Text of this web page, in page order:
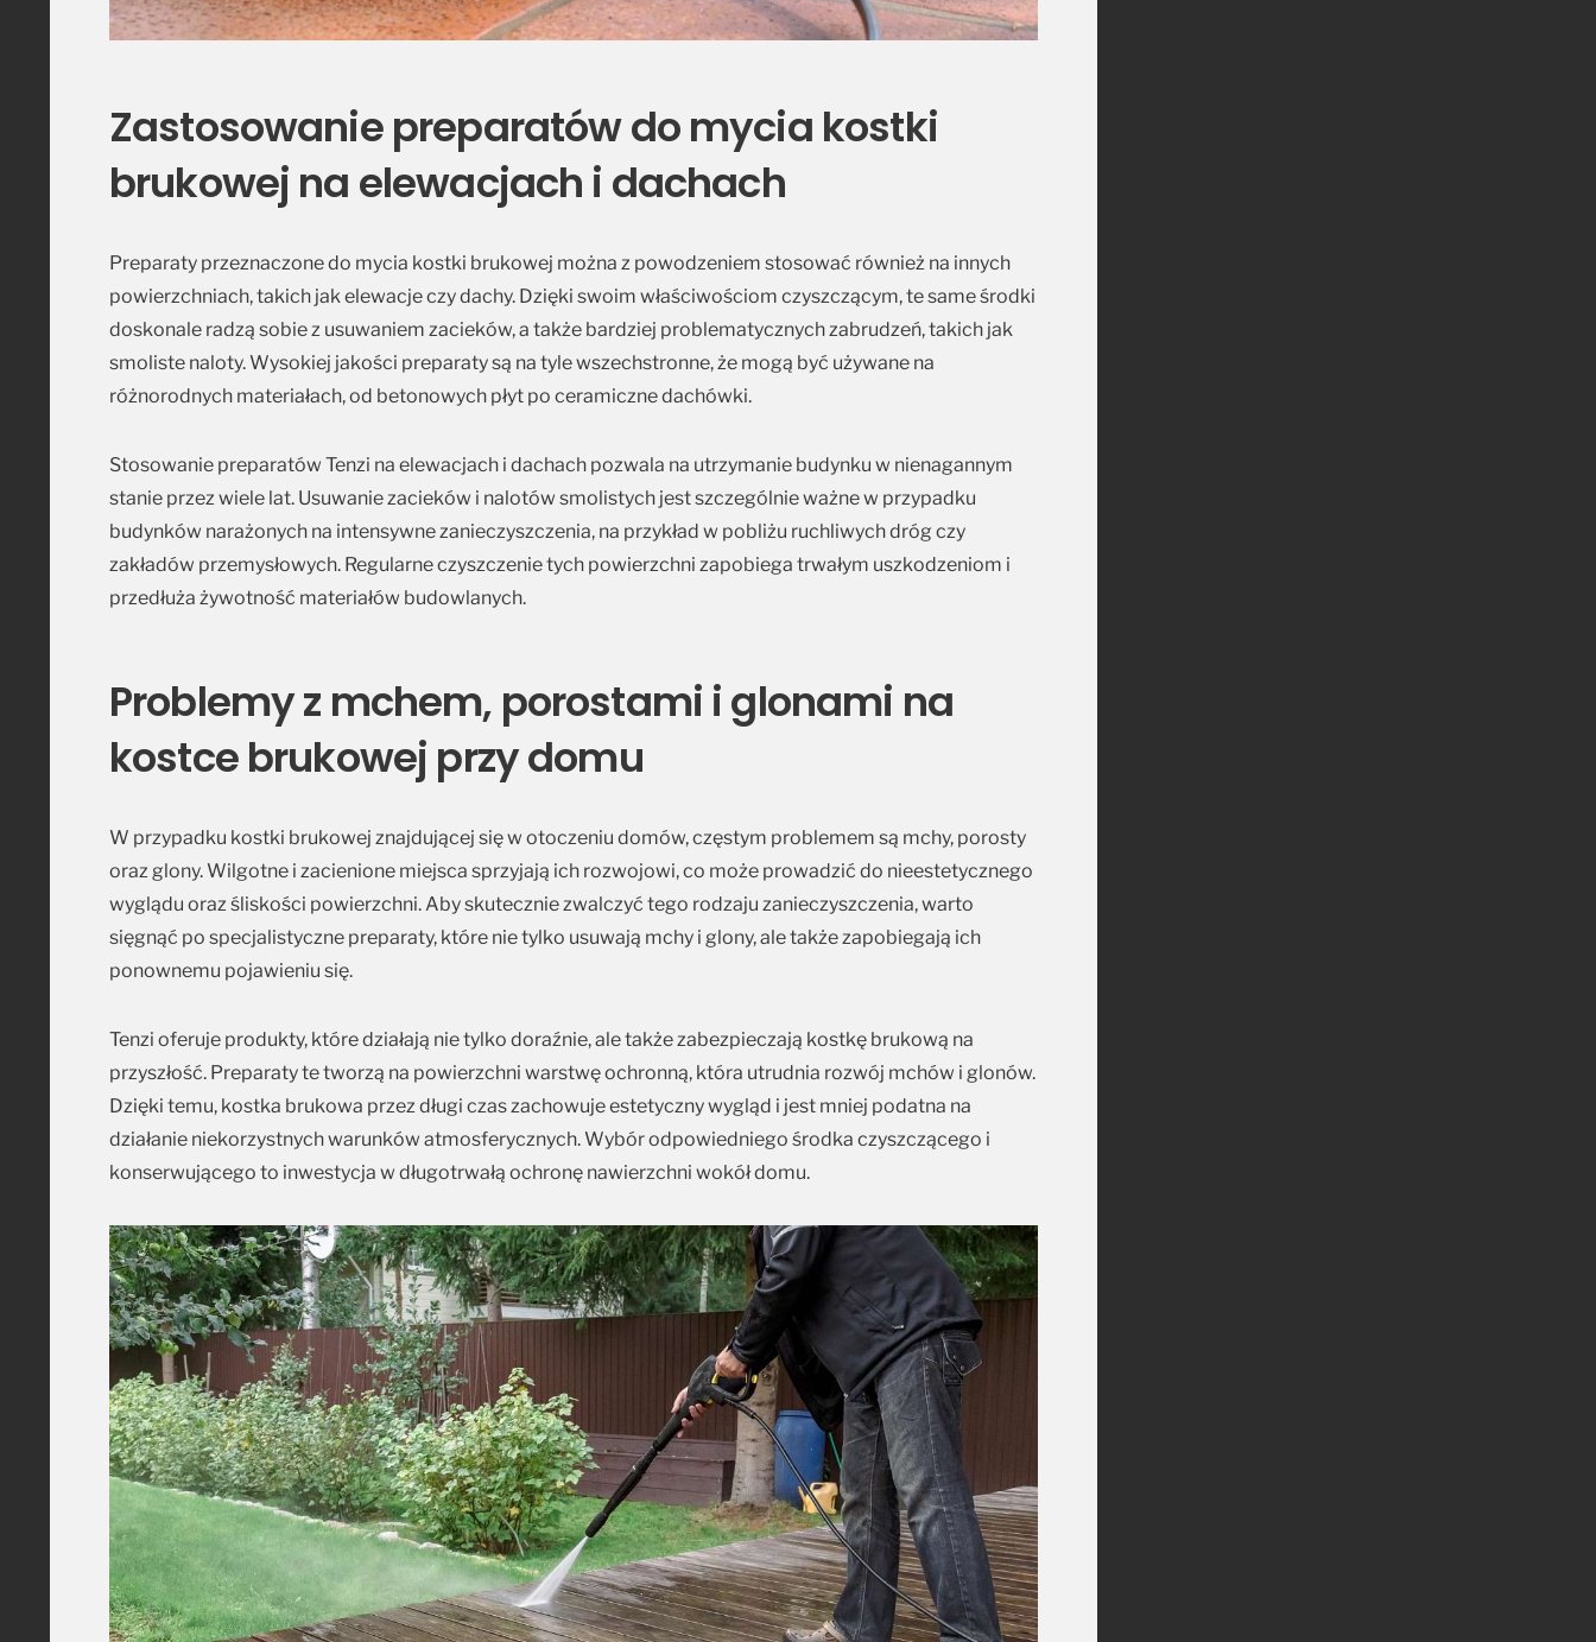
Zastosowanie preparatów do mycia kostki
brukowej na elewacjach i dachach
Preparaty przeznaczone do mycia kostki brukowej można z powodzeniem stosować również na innych
powierzchniach, takich jak elewacje czy dachy. Dzięki swoim właściwościom czyszczącym, te same środki
doskonale radzą sobie z usuwaniem zacieków, a także bardziej problematycznych zabrudzeń, takich jak
smoliste naloty. Wysokiej jakości preparaty są na tyle wszechstronne, że mogą być używane na
różnorodnych materiałach, od betonowych płyt po ceramiczne dachówki.
Stosowanie preparatów Tenzi na elewacjach i dachach pozwala na utrzymanie budynku w nienagannym
stanie przez wiele lat. Usuwanie zacieków i nalotów smolistych jest szczególnie ważne w przypadku
budynków narażonych na intensywne zanieczyszczenia, na przykład w pobliżu ruchliwych dróg czy
zakładów przemysłowych. Regularne czyszczenie tych powierzchni zapobiega trwałym uszkodzeniom i
przedłuża żywotność materiałów budowlanych.
Problemy z mchem, porostami i glonami na
kostce brukowej przy domu
W przypadku kostki brukowej znajdującej się w otoczeniu domów, częstym problemem są mchy, porosty
oraz glony. Wilgotne i zacienione miejsca sprzyjają ich rozwojowi, co może prowadzić do nieestetycznego
wyglądu oraz śliskości powierzchni. Aby skutecznie zwalczyć tego rodzaju zanieczyszczenia, warto
sięgnąć po specjalistyczne preparaty, które nie tylko usuwają mchy i glony, ale także zapobiegają ich
ponownemu pojawieniu się.
Tenzi oferuje produkty, które działają nie tylko doraźnie, ale także zabezpieczają kostkę brukową na
przyszłość. Preparaty te tworzą na powierzchni warstwę ochronną, która utrudnia rozwój mchów i glonów.
Dzięki temu, kostka brukowa przez długi czas zachowuje estetyczny wygląd i jest mniej podatna na
działanie niekorzystnych warunków atmosferycznych. Wybór odpowiedniego środka czyszczącego i
konserwującego to inwestycja w długotrwałą ochronę nawierzchni wokół domu.